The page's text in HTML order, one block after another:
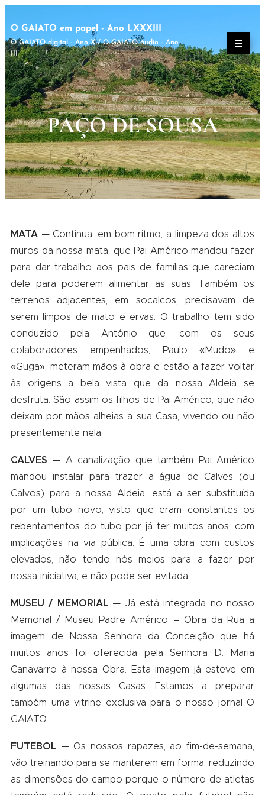
O GAIATO em papel - Ano LXXXIII
O GAIATO digital - Ano X / O GAIATO áudio - Ano
III
PAÇO DE SOUSA
MATA — Continua, em bom ritmo, a limpeza dos altos
muros da nossa mata, que Pai Américo mandou fazer
para dar trabalho aos pais de famílias que careciam
dele para poderem alimentar as suas. Também os
terrenos adjacentes, em socalcos, precisavam de
serem limpos de mato e ervas. O trabalho tem sido
conduzido pela António que, com os seus
colaboradores empenhados, Paulo «Mudo» e
«Guga», meteram mãos à obra e estão a fazer voltar
às origens a bela vista que da nossa Aldeia se
desfruta. São assim os filhos de Pai Américo, que não
deixam por mãos alheias a sua Casa, vivendo ou não
presentemente nela.
CALVES — A canalização que também Pai Américo
mandou instalar para trazer a água de Calves (ou
Calvos) para a nossa Aldeia, está a ser substituída
por um tubo novo, visto que eram constantes os
rebentamentos do tubo por já ter muitos anos, com
implicações na via pública. É uma obra com custos
elevados, não tendo nós meios para a fazer por
nossa iniciativa, e não pode ser evitada.
MUSEU / MEMORIAL— Já está integrada no nosso
Memorial / Museu Padre Américo – Obra da Rua a
imagem de Nossa Senhora da Conceição que há
muitos anos foi oferecida pela Senhora D. Maria
Canavarro à nossa Obra. Esta imagem já esteve em
algumas das nossas Casas. Estamos a preparar
também uma vitrine exclusiva para o nosso jornal O
GAIATO.
FUTEBOL — Os nossos rapazes, ao fim-de-semana,
vão treinando para se manterem em forma, reduzindo
as dimensões do campo porque o número de atletas